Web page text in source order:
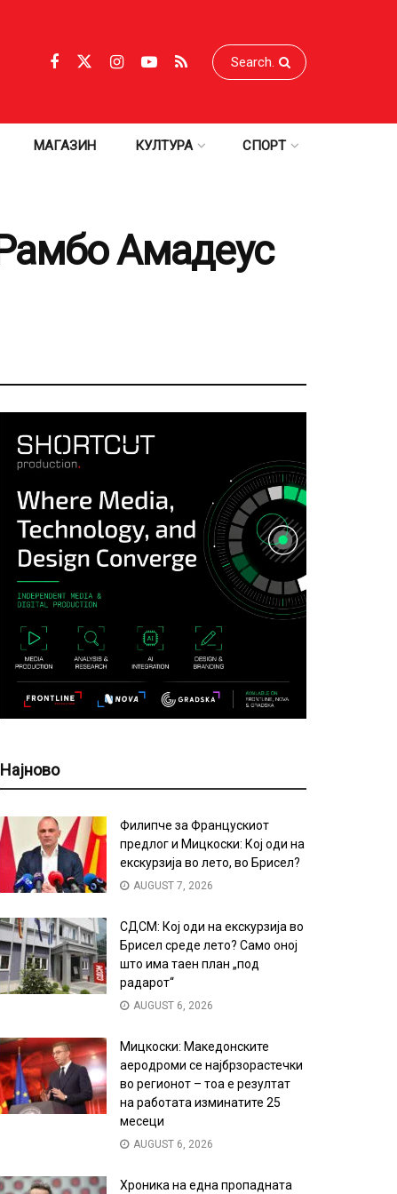
МАГАЗИН КУЛТУРА СПОРТ
Амадеус
Најново
Филипче за Францускиот
предлог и Мицкоски: Кој оди на
екскурзија во лето, во Брисел?
AUGUST 7, 2026
СДСМ: Кој оди на екскурзија во
Брисел среде лето? Само оној
што има таен план „под
радарот“
AUGUST 6, 2026
Мицкоски: Македонските
аеродроми се најбрзорастечки
во регионот – тоа е резултат
на работата изминатите 25
месеци
AUGUST 6, 2026
Хроника на една пропадната